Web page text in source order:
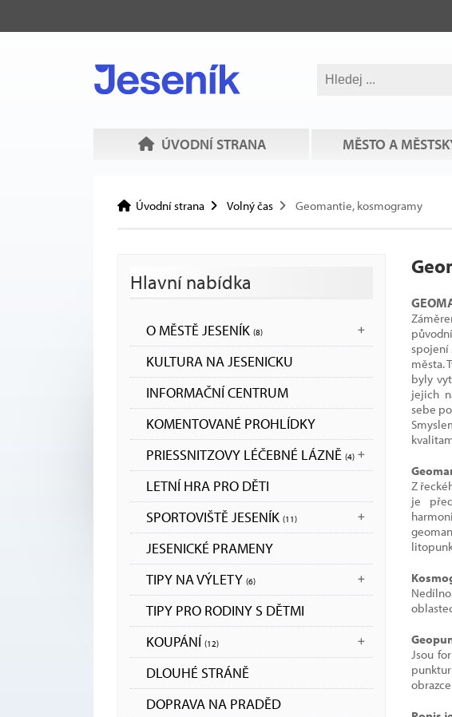
ÚVODNÍ STRANA MĚSTO A
Úvodní strana Volný čas Geomantie, kosmogramy
Hlavní nabídka
O MĚSTĚ JESENÍK (8)
KULTURA NA JESENICKU
INFORMAČNÍ CENTRUM
KOMENTOVANÉ PROHLÍDKY
PRIESSNITZOVY LÉČEBNÉ LÁZNĚ (4)
LETNÍ HRA PRO DĚTI
SPORTOVIŠTĚ JESENÍK (11)
JESENICKÉ PRAMENY
TIPY NA VÝLETY (6)
TIPY PRO RODINY S DĚTMI
KOUPÁNÍ (12)
DLOUHÉ STRÁNĚ
DOPRAVA NA PRADĚD
spojení
města.
byly
jejich
sebe
Z
je
Jsou